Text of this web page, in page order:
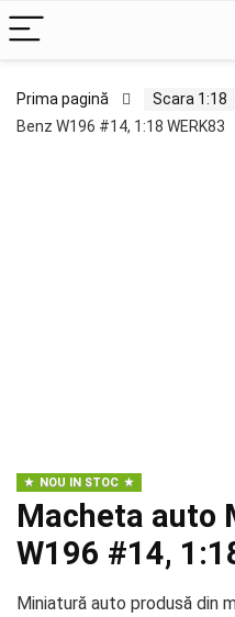
Prima pagină Scara 1:18
Benz W196 #14, 1:18 WERK83
NOU IN STOC
Macheta auto
W196 #14,
Miniatură auto produsă din